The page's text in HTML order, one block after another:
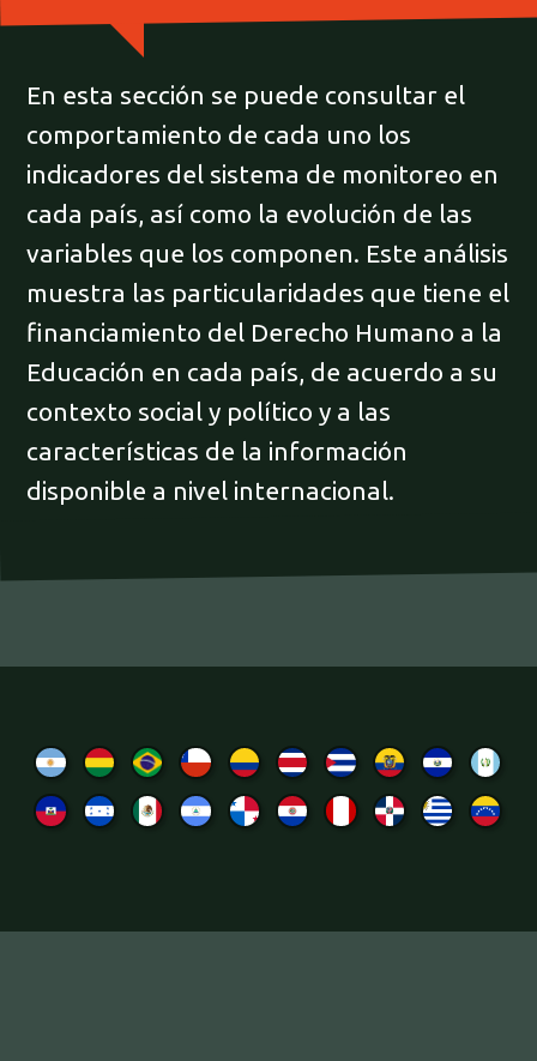
En esta sección se puede consultar el
comportamiento de cada uno los
indicadores del sistema de monitoreo en
cada país, así como la evolución de las
variables que los componen. Este análisis
muestra las particularidades que tiene el
financiamiento del Derecho Humano a la
Educación en cada país, de acuerdo a su
contexto social y político y a las
características de la información
disponible a nivel internacional.